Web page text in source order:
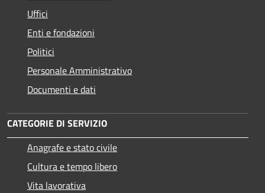
Uffici
Enti e fondazioni
Politici
Personale Amministrativo
Documenti e dati
CATEGORIE DI SERVIZIO
Anagrafe e stato civile
Cultura e tempo libero
Vita lavorativa